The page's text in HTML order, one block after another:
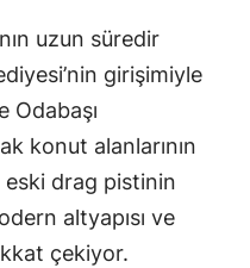
uzun süredir
girişimiyle
Odabaşı
konut alanlarının
eski drag pistinin
altyapısı ve
çekiyor.